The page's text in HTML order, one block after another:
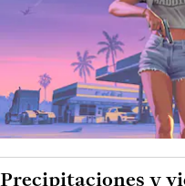
Precipitaciones y